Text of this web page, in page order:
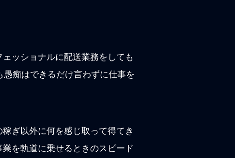
ッショナルに配送業務をしても
痴はできるだけ言わずに仕事を
ぎ以外に何を感じ取って得てき
を軌道に乗せるときのスピード